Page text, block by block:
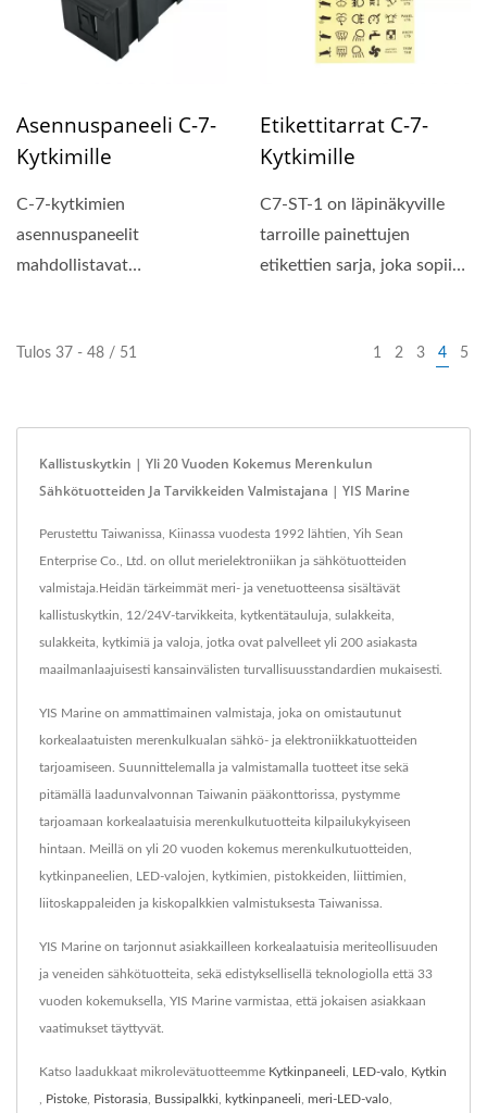
Asennuspaneeli C-7-
Kytkimille
C-7-kytkimien
asennuspaneelit
mahdollistavat
kytkimeen...
Etikettitarrat C-7-
Kytkimille
C7-ST-1 on läpinäkyville
tarroille painettujen
etikettien sarja, joka sopii
Tulos 37 - 48 / 51 1 2 3 4 5
Kallistuskytkin | Yli 20 Vuoden Kokemus Merenkulun
Sähkötuotteiden Ja Tarvikkeiden Valmistajana | YIS Marine
Perustettu Taiwanissa, Kiinassa vuodesta 1992 lähtien, Yih Sean
Enterprise Co., Ltd. on ollut merielektroniikan ja sähkötuotteiden
valmistaja.Heidän tärkeimmät meri- ja venetuotteensa sisältävät
kallistuskytkin, 12/24V-tarvikkeita, kytkentätauluja, sulakkeita,
sulakkeita, kytkimiä ja valoja, jotka ovat palvelleet yli 200 asiakasta
maailmanlaajuisesti kansainvälisten turvallisuusstandardien mukaisesti.
YIS Marine on ammattimainen valmistaja, joka on omistautunut
korkealaatuisten merenkulkualan sähkö- ja elektroniikkatuotteiden
tarjoamiseen. Suunnittelemalla ja valmistamalla tuotteet itse sekä
pitämällä laadunvalvonnan Taiwanin pääkonttorissa, pystymme
tarjoamaan korkealaatuisia merenkulkutuotteita kilpailukykyiseen
hintaan. Meillä on yli 20 vuoden kokemus merenkulkutuotteiden,
kytkinpaneelien, LED-valojen, kytkimien, pistokkeiden, liittimien,
liitoskappaleiden ja kiskopalkkien valmistuksesta Taiwanissa.
YIS Marine on tarjonnut asiakkailleen korkealaatuisia meriteollisuuden
ja veneiden sähkötuotteita, sekä edistyksellisellä teknologiolla että 33
vuoden kokemuksella, YIS Marine varmistaa, että jokaisen asiakkaan
vaatimukset täyttyvät.
Katso laadukkaat mikrolevätuotteemme Kytkinpaneeli LED-valo Kytkin
Pistoke Pistorasia Bussipalkki kytkinpaneeli meri-LED-valo